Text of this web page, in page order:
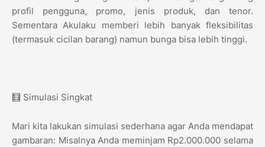
profil pengguna, promo, jenis produk, dan tenor.
Sementara Akulaku memberi lebih banyak fleksibilitas
(termasuk cicilan barang) namun bunga bisa lebih tinggi.
🧮 Simulasi Singkat
Mari kita lakukan simulasi sederhana agar Anda mendapat
gambaran: Misalnya Anda meminjam Rp2.000.000 selama